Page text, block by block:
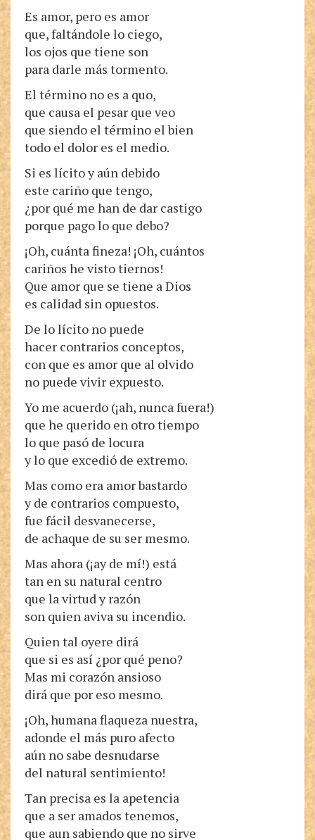
Es amor, pero es amor
que, faltándole lo ciego,
los ojos que tiene son
para darle más tormento.
El término no es a quo,
que causa el pesar que veo
que siendo el término el bien
todo el dolor es el medio.
Si es lícito y aún debido
este cariño que tengo,
¿por qué me han de dar castigo
porque pago lo que debo?
¡Oh, cuánta fineza! ¡Oh, cuántos
cariños he visto tiernos!
Que amor que se tiene a Dios
es calidad sin opuestos.
De lo lícito no puede
hacer contrarios conceptos,
con que es amor que al olvido
no puede vivir expuesto.
Yo me acuerdo (¡ah, nunca fuera!)
que he querido en otro tiempo
lo que pasó de locura
y lo que excedió de extremo.
Mas como era amor bastardo
y de contrarios compuesto,
fue fácil desvanecerse,
de achaque de su ser mesmo.
Mas ahora (¡ay de mí!) está
tan en su natural centro
que la virtud y razón
son quien aviva su incendio.
Quien tal oyere dirá
que si es así ¿por qué peno?
Mas mi corazón ansioso
dirá que por eso mesmo.
¡Oh, humana flaqueza nuestra,
adonde el más puro afecto
aún no sabe desnudarse
del natural sentimiento!
Tan precisa es la apetencia
que a ser amados tenemos,
que aun sabiendo que no sirve